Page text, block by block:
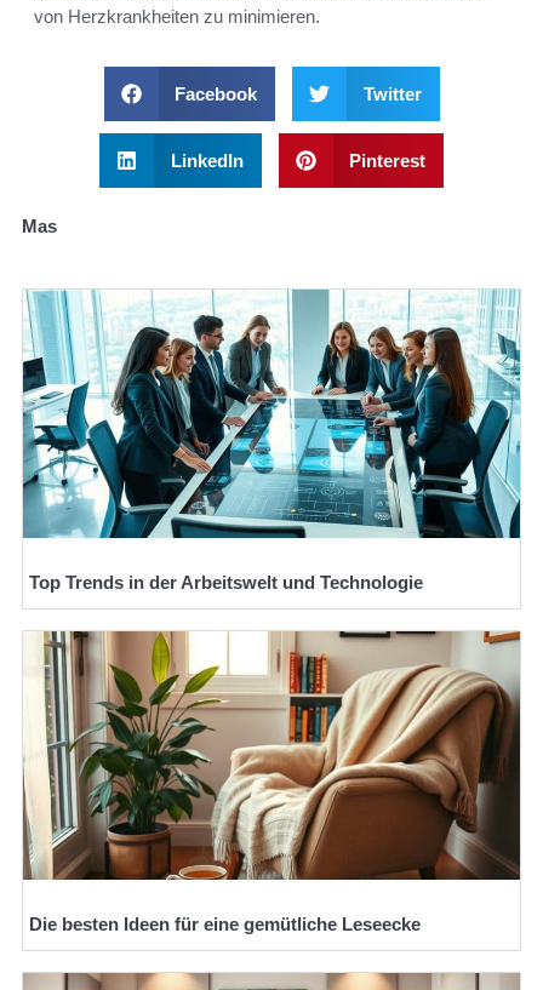
von Herzkrankheiten zu minimieren.
Facebook Twitter
LinkedIn Pinterest
Mas
Top Trends in der Arbeitswelt und Technologie
Die besten Ideen für eine gemütliche Leseecke